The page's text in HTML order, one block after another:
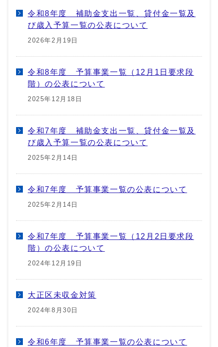
令和8年度 補助金支出一覧、貸付金一覧及
び歳入予算一覧の公表について
2026年2月19日
令和8年度 予算事業一覧（12月1日要求段
階）の公表について
2025年12月18日
令和7年度 補助金支出一覧、貸付金一覧及
び歳入予算一覧の公表について
2025年2月14日
令和7年度 予算事業一覧の公表について
2025年2月14日
令和7年度 予算事業一覧（12月2日要求段
階）の公表について
2024年12月19日
大正区未収金対策
2024年8月30日
令和6年度 予算事業一覧の公表について